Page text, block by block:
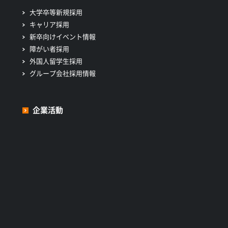
大学卒等新規採用
キャリア採用
新卒向けイベント情報
障がい者採用
外国人留学生採用
グループ会社採用情報
企業活動